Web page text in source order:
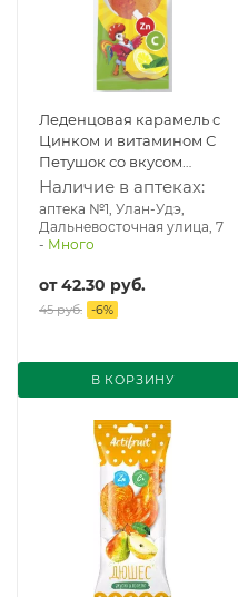
Леденцовая карамель с
Цинком и витамином С
Петушок со вкусом
лимона и мяты 17 г БАД
Наличие в аптеках:
аптека №1, Улан-Удэ,
Дальневосточная улица, 7
- Много
от42.30 руб.
45 руб. -6%
В КОРЗИНУ